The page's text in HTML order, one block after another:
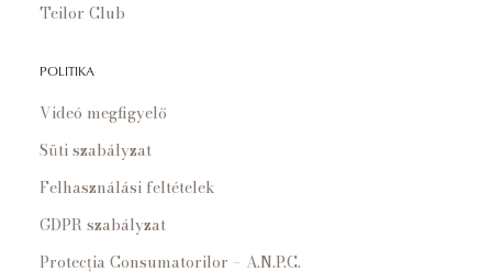
Teilor Club
POLITIKA
Videó megfigyelő
Süti szabályzat
Felhasználási feltételek
GDPR szabályzat
Protecția Consumatorilor – A.N.P.C.